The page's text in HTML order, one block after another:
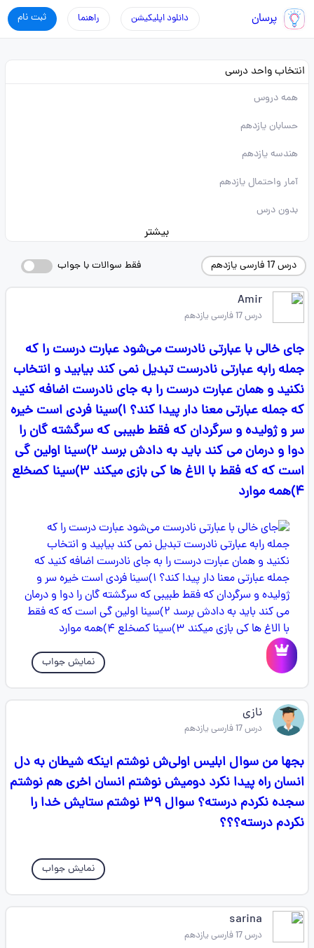
پرسان ثبت نام راهنما دانلود اپلیکیشن
انتخاب واحد درسی
همه دروس
حسابان یازدهم
هندسه یازدهم
آمار واحتمال یازدهم
بدون درس
بیشتر
درس 17 فارسی یازدهم فقط سوالات با جواب
Amir
درس 17 فارسی یازدهم
جای خالی با عبارتی نادرست می‌شود عبارت درست را که
جمله رابه عبارتی نادرست تبدیل نمی کند بیابید و انتخاب
نکنید و همان عبارت درست را به جای نادرست اضافه کنید
که جمله عبارتی معنا دار پیدا کند؟ ۱)سینا فردی است خیره
سر و ژولیده و سرگردان که فقط طبیبی که سرگشته گان را
دوا و درمان می کند باید به دادش برسد ۲)سینا اولین گی
است که که فقط با الاغ ها کی بازی میکند ۳)سینا کصخلع
۴)همه موارد
نمایش جواب
نازی
درس 17 فارسی یازدهم
بجها من سوال ابلیس اولی‌ش نوشتم اینکه شیطان به دل
انسان راه پیدا نکرد دومیش‌ نوشتم انسان اخری هم نوشتم
سجده نکردم درسته؟ سوال ۳۹ نوشتم ستایش خدا را
نکردم درسته؟؟؟
نمایش جواب
sarina
درس 17 فارسی یازدهم